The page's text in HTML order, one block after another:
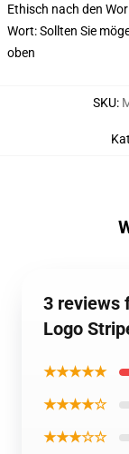
Ethisch nach den
Wort: Sollten Sie
oben
SKU:
3 reviews
Logo
★★★★★
★★★★☆
★★★☆☆